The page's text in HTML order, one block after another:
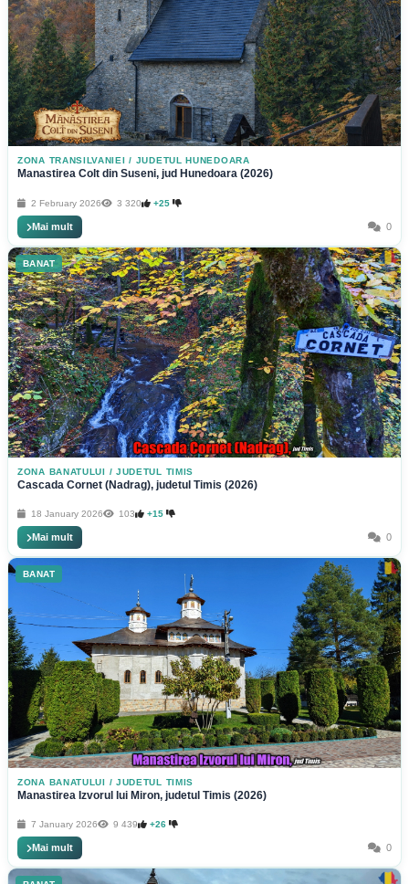
ZONA TRANSILVANIEI / JUDETUL HUNEDOARA
Manastirea Colt din Suseni, jud Hunedoara (2026)
2 February 2026 3 320 +25
Mai mult 0
BANAT
ZONA BANATULUI / JUDETUL TIMIS
Cascada Cornet (Nadrag), judetul Timis (2026)
18 January 2026 103 +15
Mai mult 0
BANAT
ZONA BANATULUI / JUDETUL TIMIS
Manastirea Izvorul lui Miron, judetul Timis (2026)
7 January 2026 9 439 +26
Mai mult 0